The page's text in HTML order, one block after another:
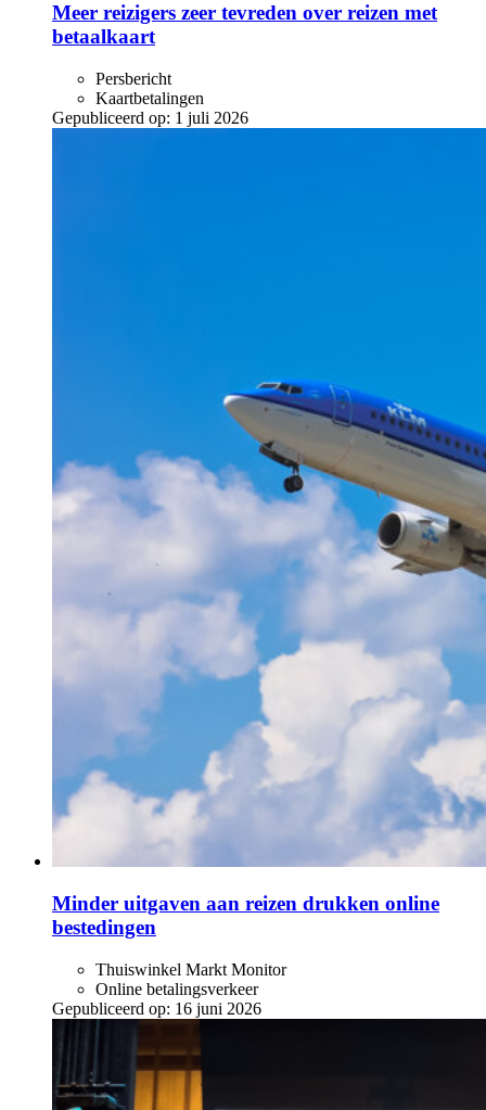
Meer reizigers zeer tevreden over reizen met
betaalkaart
Persbericht
Kaartbetalingen
Gepubliceerd op: 1 juli 2026
Minder uitgaven aan reizen drukken online
bestedingen
Thuiswinkel Markt Monitor
Online betalingsverkeer
Gepubliceerd op: 16 juni 2026